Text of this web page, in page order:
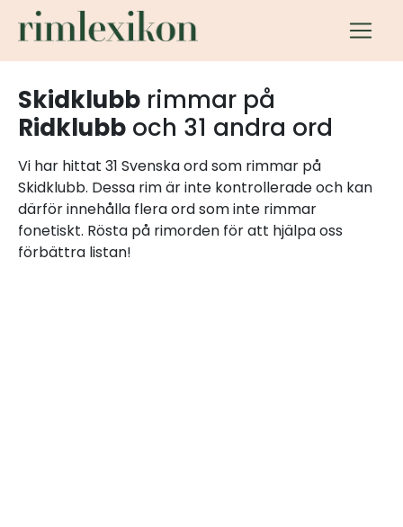
Skidklubb rimmar på
Ridklubb och 31 andra ord
Vi har hittat 31 Svenska ord som rimmar på
Skidklubb. Dessa rim är inte kontrollerade och kan
därför innehålla flera ord som inte rimmar
fonetiskt. Rösta på rimorden för att hjälpa oss
förbättra listan!